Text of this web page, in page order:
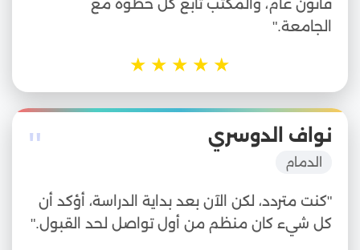
قانون عام، والمكتب تابع كل خطوة مع
الجامعة."
★
★
★
★
★
" نواف الدوسري
الدمام
"كنت متردد، لكن الآن بعد بداية الدراسة، أؤكد أن
كل شيء كان منظم من أول تواصل لحد القبول."